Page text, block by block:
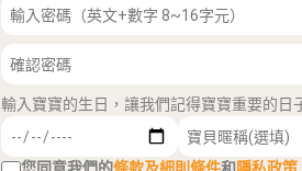
輸入寶寶的生日，讓我們記得寶寶重要的日